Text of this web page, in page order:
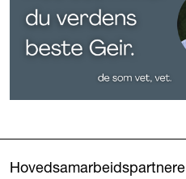
Hovedsamarbeidspartnere